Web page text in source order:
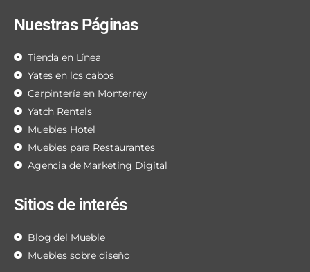
Nuestras Páginas
Tienda en Línea
Yates en los cabos
Carpintería en Monterrey
Yatch Rentals
Muebles Hotel
Muebles para Restaurantes
Agencia de Marketing Digital
Sitios de interés
Blog del Mueble
Muebles sobre diseño